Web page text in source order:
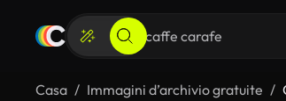
Casa Immagini d’archivio gratuite